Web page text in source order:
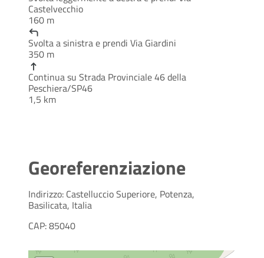
Castelvecchio
160 m
Svolta asinistrae prendi Via Giardini
350 m
Continua su Strada Provinciale 46 della
Peschiera/SP46
1,5 km
Georeferenziazione
Indirizzo: Castelluccio Superiore, Potenza,
Basilicata, Italia
CAP: 85040